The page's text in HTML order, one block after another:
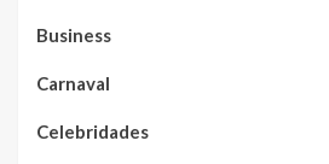
Business
Carnaval
Celebridades